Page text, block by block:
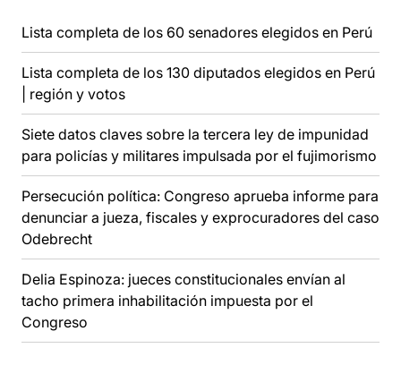
Lista completa de los 60 senadores elegidos en Perú
Lista completa de los 130 diputados elegidos en Perú
| región y votos
Siete datos claves sobre la tercera ley de impunidad
para policías y militares impulsada por el fujimorismo
Persecución política: Congreso aprueba informe para
denunciar a jueza, fiscales y exprocuradores del caso
Odebrecht
Delia Espinoza: jueces constitucionales envían al
tacho primera inhabilitación impuesta por el
Congreso